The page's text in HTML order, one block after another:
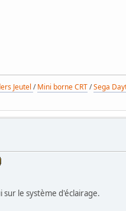
Jeutel/Mini borne CRT/Sega
le système d'éclairage.